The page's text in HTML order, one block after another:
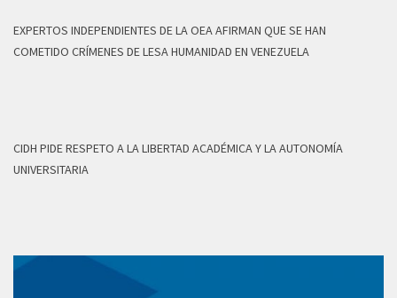
EXPERTOS INDEPENDIENTES DE LA OEA AFIRMAN QUE SE HAN
COMETIDO CRÍMENES DE LESA HUMANIDAD EN VENEZUELA
CIDH PIDE RESPETO A LA LIBERTAD ACADÉMICA Y LA AUTONOMÍA
UNIVERSITARIA